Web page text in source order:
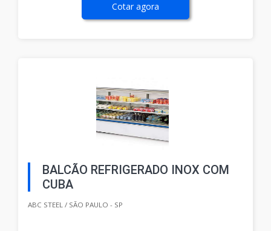
Cotar agora
BALCÃO REFRIGERADO INOX COM
CUBA
ABC STEEL / SÃO PAULO - SP